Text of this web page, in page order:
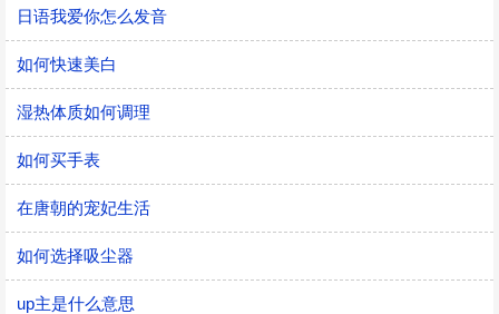
日语我爱你怎么发音
如何快速美白
湿热体质如何调理
如何买手表
在唐朝的宠妃生活
如何选择吸尘器
up主是什么意思